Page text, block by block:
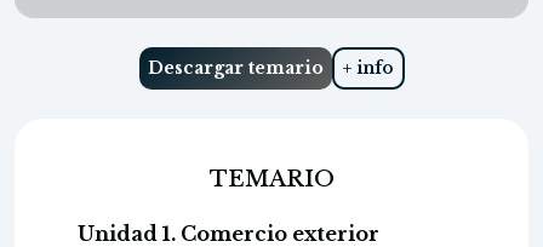
Descargar temario + info
TEMARIO
Unidad 1. Comercio exterior